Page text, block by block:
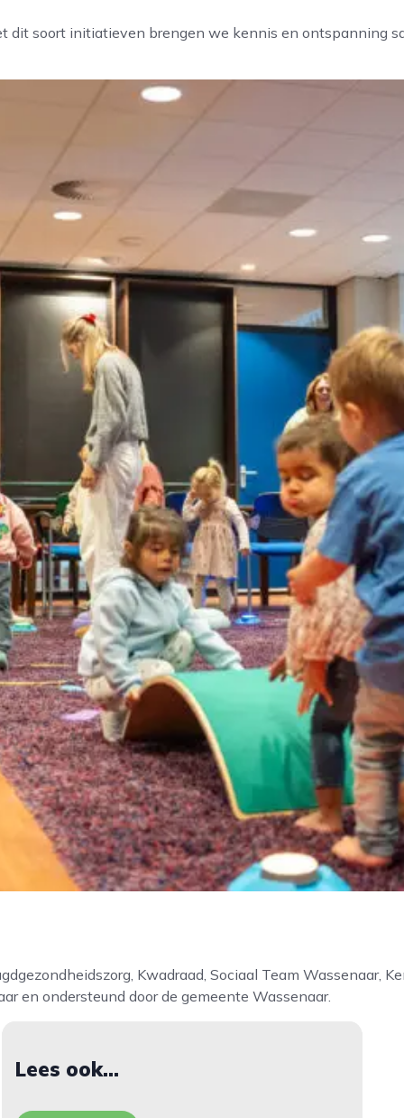
dit soort initiatieven brengen we kennis en ontspanning
Kwadraad, Sociaal Team Wassenaar,
en ondersteund door de gemeente Wassenaar.
Lees ook...